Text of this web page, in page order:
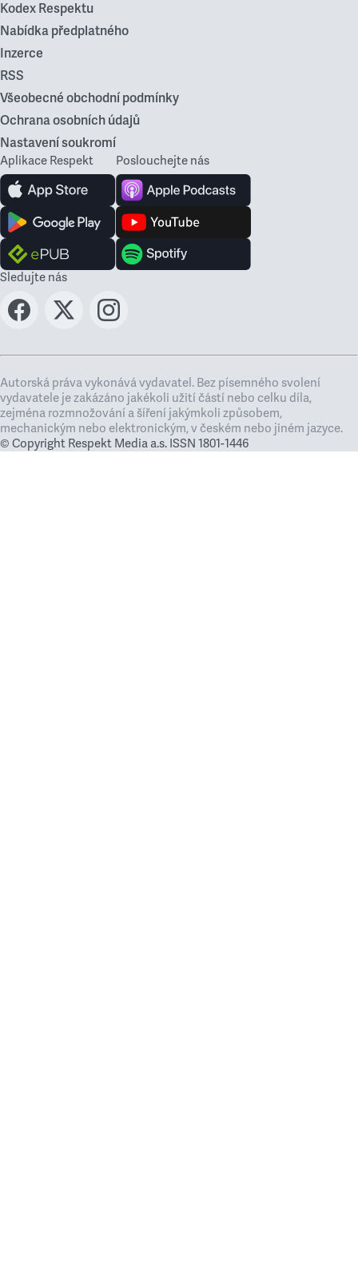
Kodex Respektu
Nabídka předplatného
Inzerce
RSS
Všeobecné obchodní podmínky
Ochrana osobních údajů
Nastavení soukromí
Aplikace Respekt Poslouchejte nás
Sledujte nás
Autorská práva vykonává vydavatel. Bez písemného svolení
vydavatele je zakázáno jakékoli užití částí nebo celku díla,
zejména rozmnožování a šíření jakýmkoli způsobem,
mechanickým nebo elektronickým, v českém nebo jiném jazyce.
© Copyright Respekt Media a.s. ISSN 1801-1446